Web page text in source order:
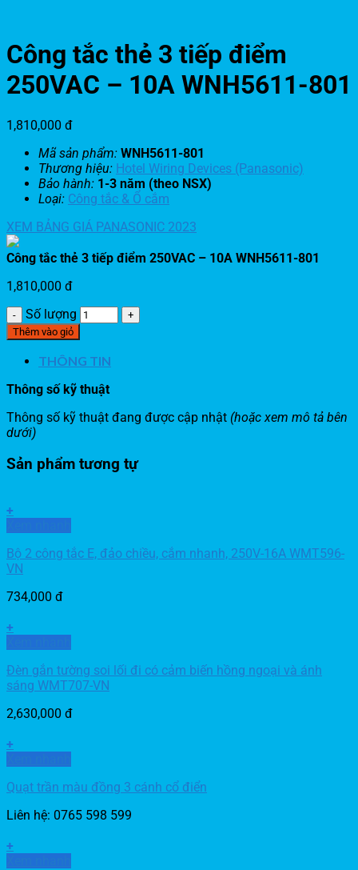
Công tắc thẻ 3 tiếp điểm
250VAC – 10A WNH5611-801
1,810,000 đ
Mã sản phẩm: WNH5611-801
Thương hiệu: Hotel Wiring Devices (Panasonic)
Bảo hành: 1-3 năm (theo NSX)
Loại: Công tắc & Ổ cắm
XEM BẢNG GIÁ PANASONIC 2023
Công tắc thẻ 3 tiếp điểm 250VAC – 10A WNH5611-801
1,810,000 đ
Số lượng
Thêm vào giỏ
THÔNG TIN
Thông số kỹ thuật
Thông số kỹ thuật đang được cập nhật (hoặc xem mô tả bên
dưới)
Sản phẩm tương tự
+
Bộ 2 công tắc E, đảo chiều, cắm nhanh, 250V-16A WMT596-
VN
734,000 đ
+
Đèn gắn tường soi lối đi có cảm biến hồng ngoại và ánh
sáng WMT707-VN
2,630,000 đ
+
Quạt trần màu đồng 3 cánh cổ điển
Liên hệ: 0765 598 599
+